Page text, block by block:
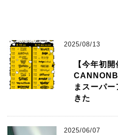
2025/08/13
【今年初開
まスーパ
きた
2025/06/07